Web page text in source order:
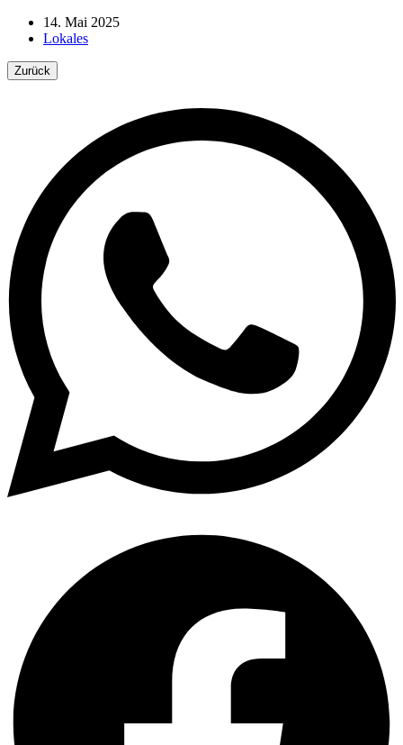
14. Mai 2025
Lokales